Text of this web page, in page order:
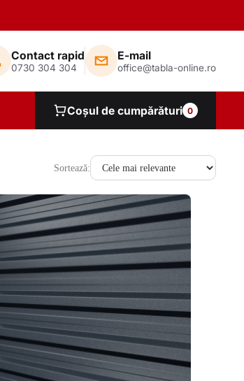
Contact rapid
0730 304 304
E-mail
office@tabla-online.ro
Coșul de cumpărături 0
Sortează: